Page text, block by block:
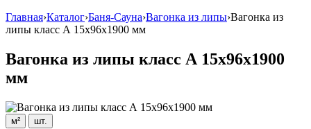
Главная›Каталог›Баня-Сауна›Вагонка из липы›Вагонка из
липы класс А 15x96x1900 мм
Вагонка из липы класс А 15x96x1900
мм
м² шт.